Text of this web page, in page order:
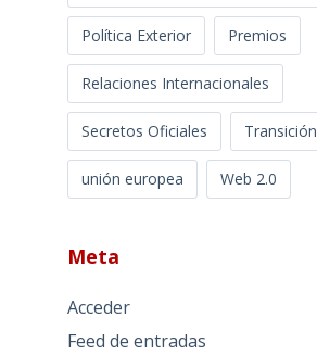
Política Exterior Premios
Relaciones Internacionales
Secretos Oficiales Transición
unión europea Web 2.0
Meta
Acceder
Feed de entradas